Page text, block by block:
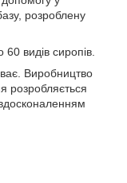
розроблену
60 видів сиропів.
Виробництво
розробляється